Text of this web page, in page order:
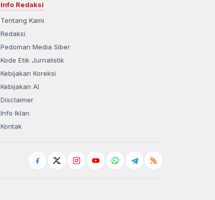
Info Redaksi
Tentang Kami
Redaksi
Pedoman Media Siber
Kode Etik Jurnalistik
Kebijakan Koreksi
Kebijakan AI
Disclaimer
Info Iklan
Kontak